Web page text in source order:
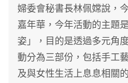
婦委會秘書長林佩嫦說，
嘉年華，今年活動的主題
姿」，目的是透過多元角
動分為三部份，包括手工
及與女性生活上息息相關